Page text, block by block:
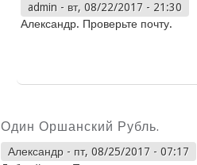
admin - вт, 08/22/2017 - 21:30
Александр. Проверьте почту.
Один Оршанский Рубль.
Александр - пт, 08/25/2017 - 07:17